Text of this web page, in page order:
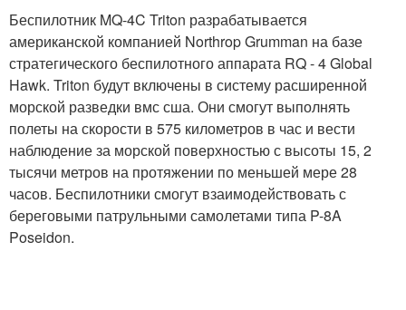
Беспилотник MQ-4C Triton разрабатывается
американской компанией Northrop Grumman на базе
стратегического беспилотного аппарата RQ - 4 Global
Hawk. Triton будут включены в систему расширенной
морской разведки вмс сша. Они смогут выполнять
полеты на скорости в 575 километров в час и вести
наблюдение за морской поверхностью с высоты 15, 2
тысячи метров на протяжении по меньшей мере 28
часов. Беспилотники смогут взаимодействовать с
береговыми патрульными самолетами типа P-8A
Poseidon.